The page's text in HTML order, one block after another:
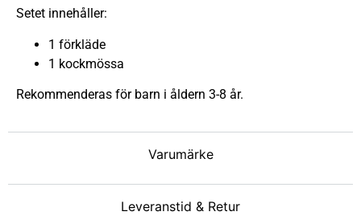
Varumärke
Leveranstid & Retur
Setet innehåller:
1 förkläde
1 kockmössa
Rekommenderas för barn i åldern 3-8 år.